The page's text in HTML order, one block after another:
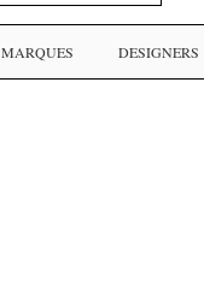
MARQUES DESIGNERS